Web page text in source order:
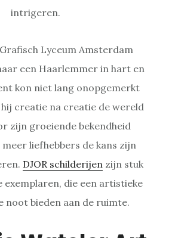
intrigeren.
Lyceum Amsterdam
een Haarlemmer in hart en
kon niet lang onopgemerkt
creatie na creatie de wereld
zijn groeiende bekendheid
liefhebbers de kans zijn
DJOR schilderijen zijn stuk
exemplaren, die een artistieke
noot bieden aan de ruimte.